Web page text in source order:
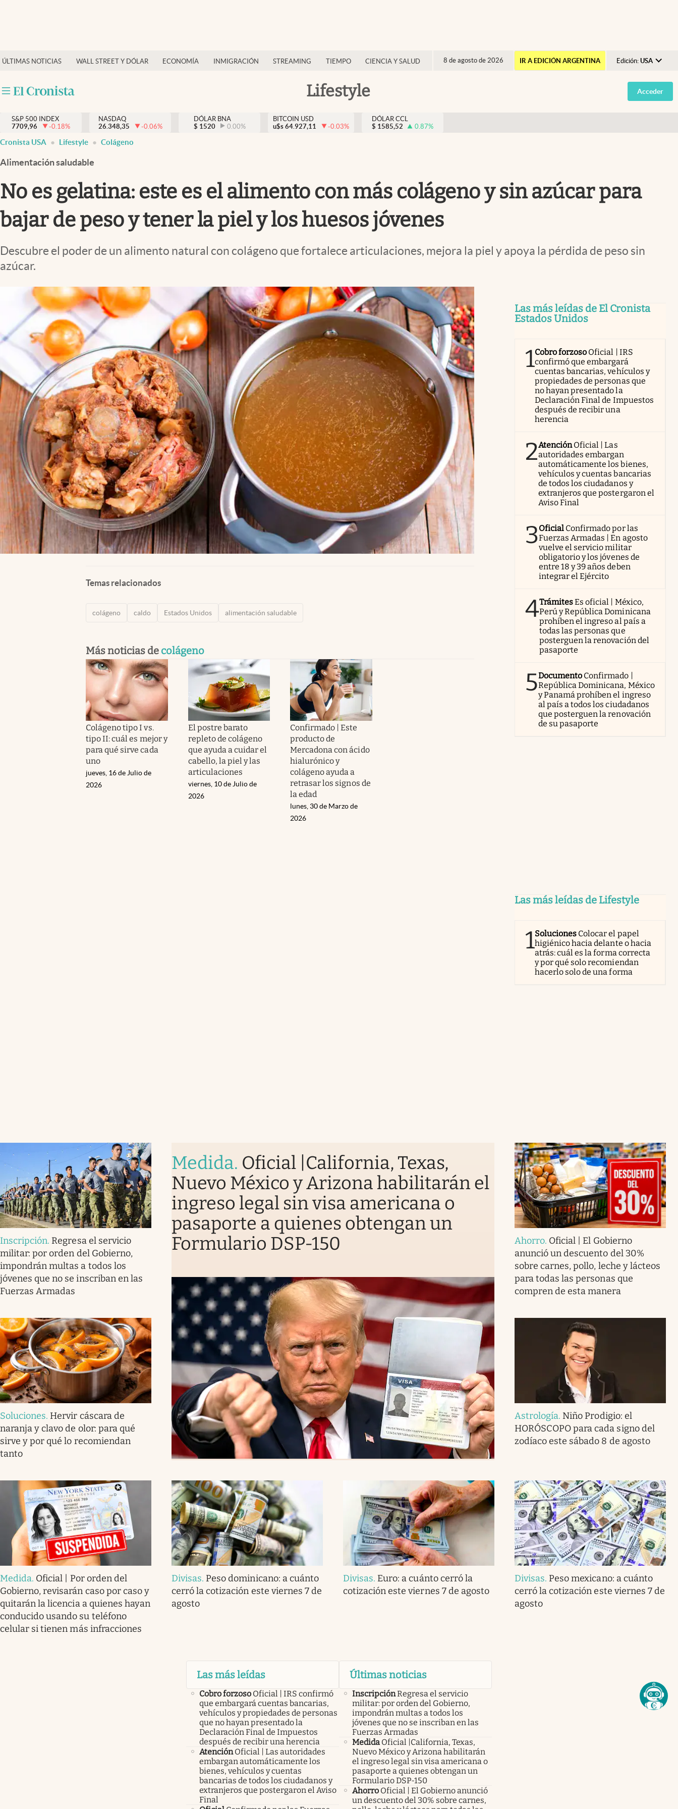
ÚLTIMAS NOTICIAS WALL STREET Y DÓLAR ECONOMÍA INMIGRACIÓN STREAMING TIEMPO CIENCIA Y SALUD 8 de agosto de 2026 IR A EDICIÓN ARGENTINA Edición: USA
Argentina
España
Lifestyle
Finanzas y economía
Inmigración
Trending
Streaming
PC y mobile
Lifestyle
Acceder
S&P 500 INDEX
7709,96
-0.18%
NASDAQ
26.348,35
-0.06%
DÓLAR BNA
$ 1520 0.00%
BITCOIN USD
u$s 64.927,11 -0.03%
DÓLAR CCL
$ 1585,52 0.87%
Cronista USA Lifestyle Colágeno
Alimentación saludable
No es gelatina: este es el alimento con más colágeno y sin azúcar para
bajar de peso y tener la piel y los huesos jóvenes
Descubre el poder de un alimento natural con colágeno que fortalece articulaciones, mejora la piel y apoya la pérdida de peso sin
azúcar.
Temas relacionados
colágeno caldo Estados Unidos alimentación saludable
Más noticias de colágeno
Colágeno tipo I vs.
tipo II: cuál es mejor y
para qué sirve cada
uno
jueves, 16 de Julio de
2026
El postre barato
repleto de colágeno
que ayuda a cuidar el
cabello, la piel y las
articulaciones
viernes, 10 de Julio de
2026
Confirmado | Este
producto de
Mercadona con ácido
hialurónico y
colágeno ayuda a
retrasar los signos de
la edad
lunes, 30 de Marzo de
2026
Las más leídas de El Cronista
Estados Unidos
1Cobro forzoso Oficial | IRS
confirmó que embargará
cuentas bancarias, vehículos y
propiedades de personas que
no hayan presentado la
Declaración Final de Impuestos
después de recibir una
herencia
2AtenciónOficial | Las
autoridades embargan
automáticamente los bienes,
vehículos y cuentas bancarias
de todos los ciudadanos y
extranjeros que postergaron el
Aviso Final
3Oficial Confirmado por las
Fuerzas Armadas | En agosto
vuelve el servicio militar
obligatorio y los jóvenes de
entre 18 y 39 años deben
integrar el Ejército
4TrámitesEs oficial | México,
Perú y República Dominicana
prohíben el ingreso al país a
todas las personas que
posterguen la renovación del
pasaporte
5Documento Confirmado |
República Dominicana, México
y Panamá prohíben el ingreso
al país a todos los ciudadanos
que posterguen la renovación
de su pasaporte
Las más leídas de Lifestyle
1Soluciones Colocar el papel
higiénico hacia delante o hacia
atrás: cuál es la forma correcta
y por qué solo recomiendan
hacerlo solo de una forma
Inscripción. Regresa el servicio
militar: por orden del Gobierno,
impondrán multas a todos los
jóvenes que no se inscriban en las
Fuerzas Armadas
Medida. Oficial |California, Texas,
Nuevo México y Arizona habilitarán el
ingreso legal sin visa americana o
pasaporte a quienes obtengan un
Formulario DSP-150
Ahorro. Oficial | El Gobierno
anunció un descuento del 30%
sobre carnes, pollo, leche y lácteos
para todas las personas que
compren de esta manera
Soluciones. Hervir cáscara de
naranja y clavo de olor: para qué
sirve y por qué lo recomiendan
tanto
Astrología. Niño Prodigio: el
HORÓSCOPO para cada signo del
zodíaco este sábado 8 de agosto
Medida. Oficial | Por orden del
Gobierno, revisarán caso por caso y
quitarán la licencia a quienes hayan
conducido usando su teléfono
celular si tienen más infracciones
Divisas. Peso dominicano: a cuánto
cerró la cotización este viernes 7 de
agosto
Divisas. Euro: a cuánto cerró la
cotización este viernes 7 de agosto
Divisas. Peso mexicano: a cuánto
cerró la cotización este viernes 7 de
agosto
Las más leídas
Cobro forzoso Oficial | IRS confirmó
que embargará cuentas bancarias,
vehículos y propiedades de personas
que no hayan presentado la
Declaración Final de Impuestos
después de recibir una herencia
Atención Oficial | Las autoridades
embargan automáticamente los
bienes, vehículos y cuentas
bancarias de todos los ciudadanos y
extranjeros que postergaron el Aviso
Final
Últimas noticias
InscripciónRegresa el servicio
militar: por orden del Gobierno,
impondrán multas a todos los
jóvenes que no se inscriban en las
Fuerzas Armadas
Medida Oficial |California, Texas,
Nuevo México y Arizona habilitarán
el ingreso legal sin visa americana o
pasaporte a quienes obtengan un
Formulario DSP-150
Ahorro Oficial | El Gobierno anunció
un descuento del 30% sobre carnes,